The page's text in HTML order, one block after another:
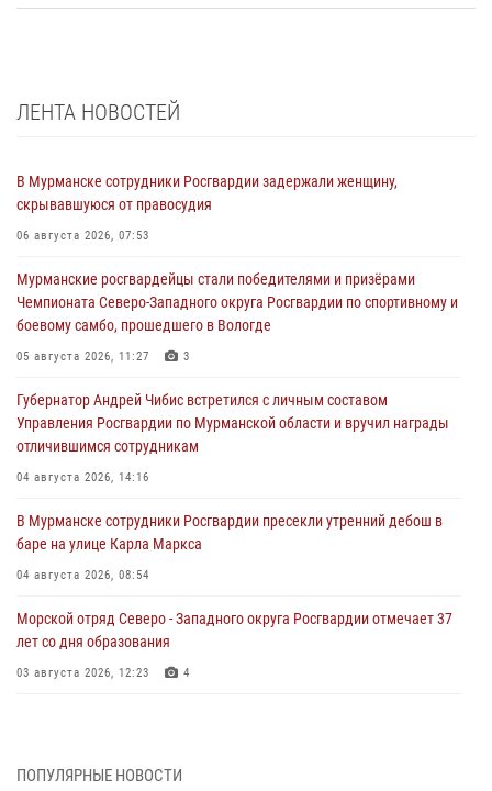
ЛЕНТА НОВОСТЕЙ
В Мурманске сотрудники Росгвардии задержали женщину,
скрывавшуюся от правосудия
06 августа 2026, 07:53
Мурманские росгвардейцы стали победителями и призёрами
Чемпионата Северо-Западного округа Росгвардии по спортивному и
боевому самбо, прошедшего в Вологде
05 августа 2026, 11:27 3
Губернатор Андрей Чибис встретился с личным составом
Управления Росгвардии по Мурманской области и вручил награды
отличившимся сотрудникам
04 августа 2026, 14:16
В Мурманске сотрудники Росгвардии пресекли утренний дебош в
баре на улице Карла Маркса
04 августа 2026, 08:54
Морской отряд Северо - Западного округа Росгвардии отмечает 37
лет со дня образования
03 августа 2026, 12:23 4
ПОПУЛЯРНЫЕ НОВОСТИ